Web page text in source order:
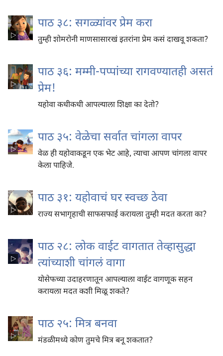
पाठ ३८: सगळ्यांवर प्रेम करा
तुम्ही शोमरोनी माणसासारखं इतरांना प्रेम कसं दाखवू शकता?
पाठ ३६: मम्मी-पप्पांच्या रागवण्यातही असतं
प्रेम!
यहोवा कधीकधी आपल्याला शिक्षा का देतो?
पाठ ३५: वेळेचा सर्वात चांगला वापर
वेळ ही यहोवाकडून एक भेट आहे, त्याचा आपण चांगला वापर
केला पाहिजे.
पाठ ३१: यहोवाचं घर स्वच्छ ठेवा
राज्य सभागृहाची साफसफाई करायला तुम्ही मदत करता का?
पाठ २८: लोक वाईट वागतात तेव्हासुद्धा
त्यांच्याशी चांगलं वागा
योसेफच्या उदाहरणातून आपल्याला वाईट वागणूक सहन
करायला मदत कशी मिळू शकते?
पाठ २५: मित्र बनवा
मंडळीमध्ये कोण तुमचे मित्र बनू शकतात?